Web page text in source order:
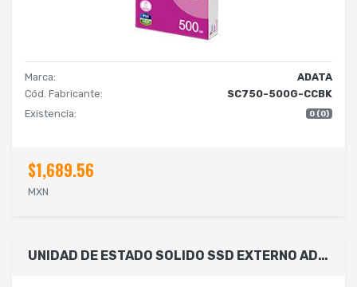
Marca:
ADATA
Cód. Fabricante:
SC750-500G-CCBK
Existencia:
0 (0)
$1,689.56
MXN
UNIDAD DE ESTADO SOLIDO SSD EXTERNO ADATA SC730 512GB PORTATIL USB 3.2 GEN 2 TIPO C WINDOWS MAC ANDROID LINUX COLOR NEGRO SC730-512G-CACTI